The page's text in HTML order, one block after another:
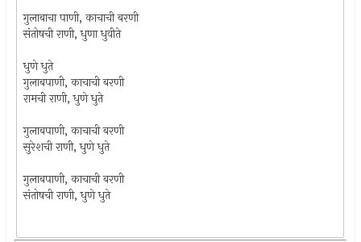
गुलाबाचा पाणी, काचाची बरणी
संतोषची राणी, धुणा धुवीते
धुणे धुते
गुलाबपाणी, काचाची बरणी
रामची राणी, धुणे धुते
गुलाबपाणी, काचाची बरणी
सुरेशची राणी, धुणे धुते
गुलाबपाणी, काचाची बरणी
संतोषची राणी, धुणे धुते